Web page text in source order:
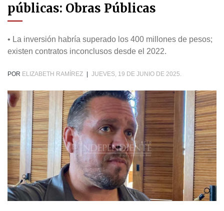
públicas: Obras Públicas
• La inversión habría superado los 400 millones de pesos;
existen contratos inconclusos desde el 2022.
POR ELIZABETH RAMÍREZ JUEVES, 19 DE JUNIO DE 2025.